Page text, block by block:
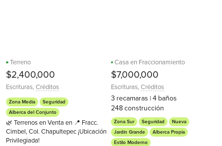
Terreno
$2,400,000
Escrituras,Créditos
Zona Media
Seguridad
Alberca del Conjunto
🌿 Terrenos en Venta en 📍 Fracc.
Cimbel, Col. Chapultepec ¡Ubicación
Privilegiada!
Casa en Fraccionamiento
$7,000,000
Escrituras,Créditos
3 recamaras | 4 baños
248construcción
Zona Sur Seguridad
Nueva
Jardín Grande
Alberca Propia
Estilo Moderno